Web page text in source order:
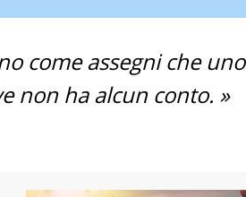
come assegni che uno
non ha alcun conto. »